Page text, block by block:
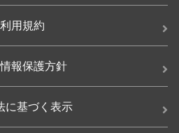
利用規約
報保護方針
に基づく表示